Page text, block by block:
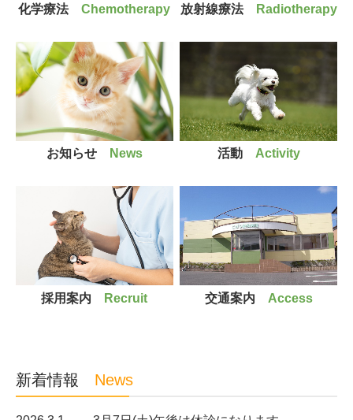
化学療法 Chemotherapy 放射線療法 Radiotherapy
お知らせ News 活動 Activity
採用案内 Recruit 交通案内 Access
新着情報 News